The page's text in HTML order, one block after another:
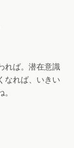
れば。潜在意識
なれば、いきい